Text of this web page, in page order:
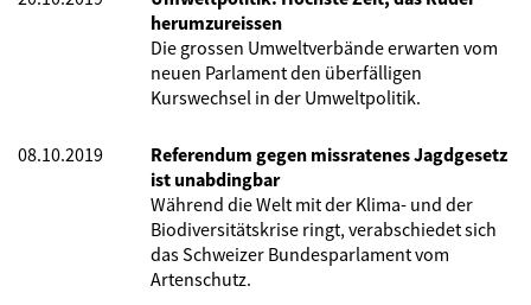
herumzureissen
Die grossen Umweltverbände erwarten vom
neuen Parlament den überfälligen
Kurswechsel in der Umweltpolitik.
08.10.2019
Referendum gegen missratenes Jagdgesetz
ist unabdingbar
Während die Welt mit der Klima- und der
Biodiversitätskrise ringt, verabschiedet sich
das Schweizer Bundesparlament vom
Artenschutz.